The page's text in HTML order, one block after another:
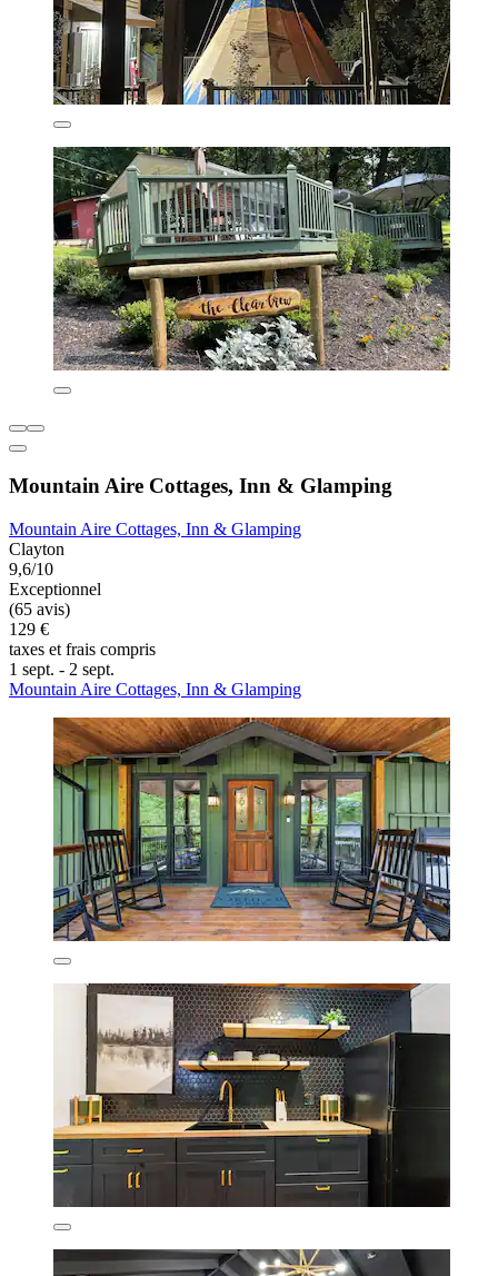
Mountain Aire Cottages, Inn & Glamping
Mountain Aire Cottages, Inn & Glamping
Clayton
9,6/10
Exceptionnel
(65 avis)
129 €
taxes et frais compris
1 sept. - 2 sept.
Mountain Aire Cottages, Inn & Glamping